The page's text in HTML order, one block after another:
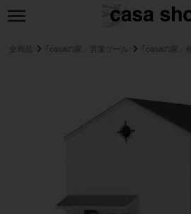
全商品 ｢casaの家」営業ツール ｢casaの家」